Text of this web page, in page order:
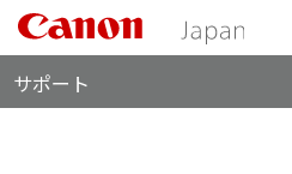
サポート